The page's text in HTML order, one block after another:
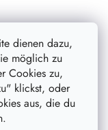
dienen dazu,
möglich zu
Cookies zu,
klickst, oder
aus, die du